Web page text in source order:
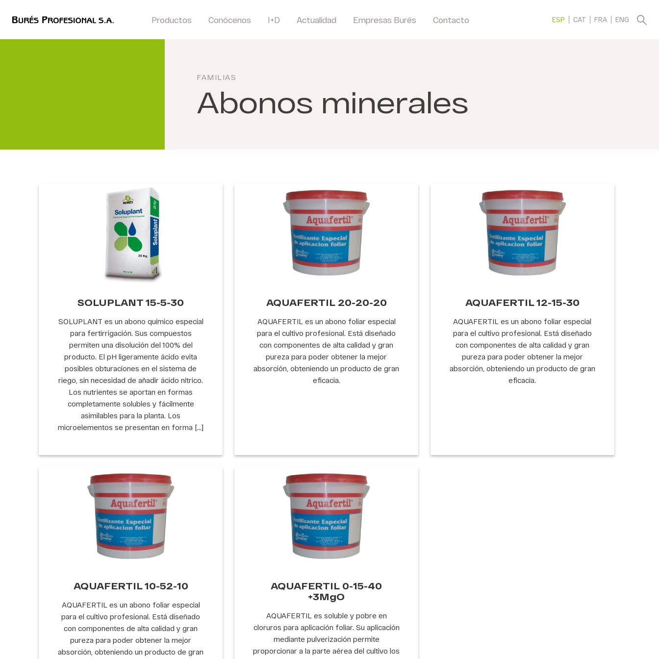
Productos Conócenos I+D Actualidad Empresas Burés Contacto ESP CAT FRA ENG
FAMILIAS
Abonos minerales
SOLUPLANT 15-5-30
SOLUPLANT es un abono químico especial
para fertirrigación. Sus compuestos
permiten una disolución del 100% del
producto. El pH ligeramente ácido evita
posibles obturaciones en el sistema de
riego, sin necesidad de añadir ácido nítrico.
Los nutrientes se aportan en formas
completamente solubles y fácilmente
asimilables para la planta. Los
microelementos se presentan en forma […]
AQUAFERTIL 20-20-20
AQUAFERTIL es un abono foliar especial
para el cultivo profesional. Está diseñado
con componentes de alta calidad y gran
pureza para poder obtener la mejor
absorción, obteniendo un producto de gran
eficacia.
AQUAFERTIL 12-15-30
AQUAFERTIL es un abono foliar especial
para el cultivo profesional. Está diseñado
con componentes de alta calidad y gran
pureza para poder obtener la mejor
absorción, obteniendo un producto de gran
eficacia.
AQUAFERTIL 10-52-10
AQUAFERTIL es un abono foliar especial
para el cultivo profesional. Está diseñado
con componentes de alta calidad y gran
pureza para poder obtener la mejor
absorción, obteniendo un producto de gran
AQUAFERTIL 0-15-40
+3MgO
AQUAFERTIL es soluble y pobre en
cloruros para aplicación foliar. Su aplicación
mediante pulverización permite
proporcionar a la parte aérea del cultivo los